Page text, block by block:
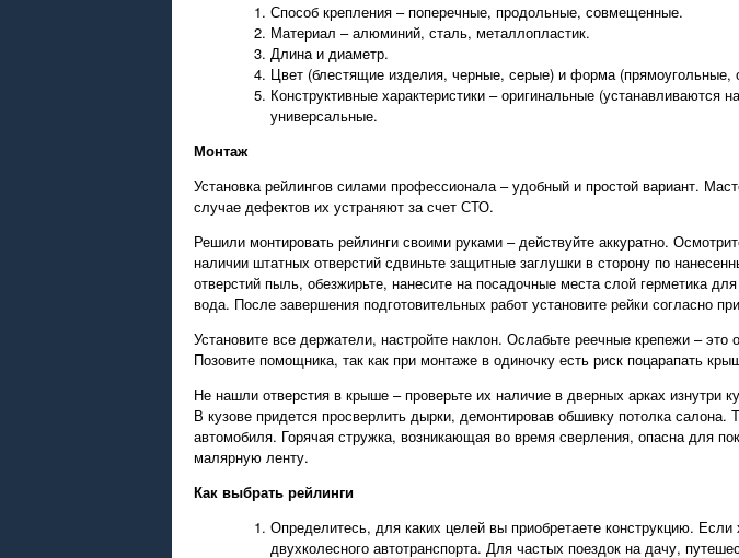
Способ крепления – поперечные, продольные, совмещенные.
Материал – алюминий, сталь, металлопластик.
Длина и диаметр.
Цвет (блестящие изделия, черные, серые) и форма (прямоугольные,
Конструктивные характеристики – оригинальные (устанавливаются
универсальные.
Монтаж
Установка рейлингов силами профессионала – удобный и простой вариант.
случае дефектов их устраняют за счет СТО.
Решили монтировать рейлинги своими руками – действуйте аккуратно.
наличии штатных отверстий сдвиньте защитные заглушки в сторону по
отверстий пыль, обезжирьте, нанесите на посадочные места слой герметика
вода. После завершения подготовительных работ установите рейки согласно
Установите все держатели, настройте наклон. Ослабьте реечные крепежи –
Позовите помощника, так как при монтаже в одиночку есть риск поцарапать
Не нашли отверстия в крыше – проверьте их наличие в дверных арках изнутри
В кузове придется просверлить дырки, демонтировав обшивку потолка
автомобиля. Горячая стружка, возникающая во время сверления, опасна для
малярную ленту.
Как выбрать рейлинги
Определитесь, для каких целей вы приобретаете конструкцию.
двухколесного автотранспорта. Для частых поездок на дачу,